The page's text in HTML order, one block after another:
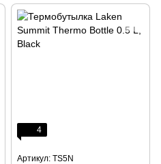
4
Артикул: TS5N